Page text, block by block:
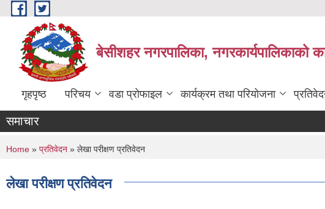
Skip to main content
बेसीशहर नगरपालिका, नगरकार्यपालिकाको
गृहपृष्ठ परिचय वडा प्रोफाइल कार्यक्रम तथा परियोजना
समाचार
You are here
Home » प्रतिवेदन » लेखा परीक्षण प्रतिवेदन
लेखा परीक्षण प्रतिवेदन